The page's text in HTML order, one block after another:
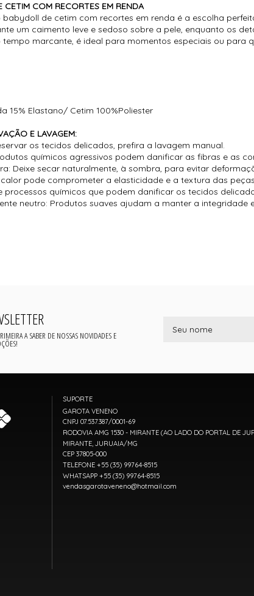
COM RECORTES EM RENDA
de cetim com recortes em renda é a escolha
um caimento leve e sedoso sobre a pele, enquanto os
marcante, é ideal para momentos especiais ou para
15% Elastano/ Cetim 100%Poliester
E LAVAGEM:
os tecidos delicados, prefira a lavagem manual.
químicos agressivos podem danificar as fibras e as
Deixe secar naturalmente, à sombra, para evitar
pode comprometer a elasticidade e a textura das
processos químicos que podem danificar os tecidos
neutro: Produtos suaves ajudam a manter a integridade
A SABER DE NOSSAS NOVIDADES E
SUPORTE
GAROTA VENENO
CNPJ 07.537.387/0001-69
RODOVIA AMG 1530 - MIRANTE (AO LADO DO PORTAL DE
MIRANTE, JURUAIA/MG
CEP 37805-000
TELEFONE +55 (35) 99764-8515
WHATSAPP +55 (35) 99764-8515
vendasgarotaveneno@hotmail.com